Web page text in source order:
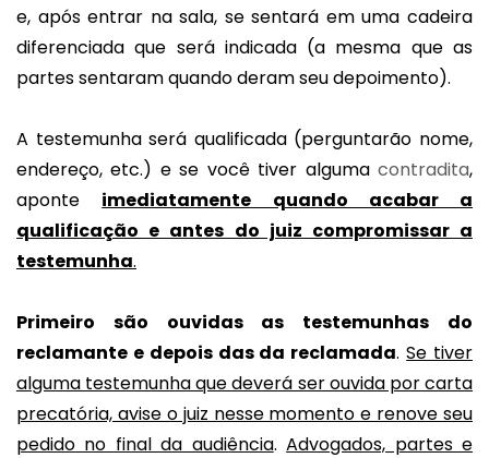
e, após entrar na sala, se sentará em uma cadeira
diferenciada que será indicada (a mesma que as
partes sentaram quando deram seu depoimento).
A testemunha será qualificada (perguntarão nome,
endereço, etc.) e se você tiver alguma contradita,
aponte imediatamente quando acabar a
qualificação e antes do juiz compromissar a
testemunha.
Primeiro são ouvidas as testemunhas do
reclamante e depois das da reclamada.Se tiver
alguma testemunha que deverá ser ouvida por carta
precatória, avise o juiz nesse momento e renove seu
pedido no final da audiência.Advogados, partes e